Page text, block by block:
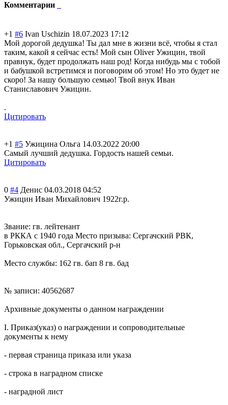
Комментарии
+1 #6 Ivan Uschizin 18.07.2023 17:12
Мой дорогой дедушка! Ты дал мне в жизни всё, чтобы я стал
таким, какой я сейчас есть! Мой сын Oliver Ужицин, твой
правнук, будет продолжать наш род! Когда нибудь мы с тобой
и бабушкой встретимся и поговорим об этом! Но это будет не
скоро! За нашу большую семью! Твой внук Иван
Станиславович Ужицин.
.
Цитировать
+1 #5 Ужицина Ольга 14.03.2022 20:00
Самый лучший дедушка. Гордость нашей семьи.
Цитировать
0 #4 Денис 04.03.2018 04:52
Ужицин Иван Михайлович 1922г.р.
Звание: гв. лейтенант
в РККА с 1940 года Место призыва: Сергачский РВК,
Горьковская обл., Сергачский р-н
Место службы: 162 гв. бап 8 гв. бад
№ записи: 40562687
Архивные документы о данном награждении
I. Приказ(указ) о награждении и сопроводительные
документы к нему
- первая страница приказа или указа
- строка в наградном списке
- наградной лист